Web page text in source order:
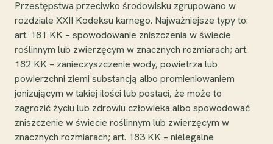
Przestępstwa przeciwko środowisku zgrupowano w
rozdziale XXII Kodeksu karnego. Najważniejsze typy to:
art. 181 KK – spowodowanie zniszczenia w świecie
roślinnym lub zwierzęcym w znacznych rozmiarach; art.
182 KK – zanieczyszczenie wody, powietrza lub
powierzchni ziemi substancją albo promieniowaniem
jonizującym w takiej ilości lub postaci, że może to
zagrozić życiu lub zdrowiu człowieka albo spowodować
zniszczenie w świecie roślinnym lub zwierzęcym w
znacznych rozmiarach; art. 183 KK – nielegalne